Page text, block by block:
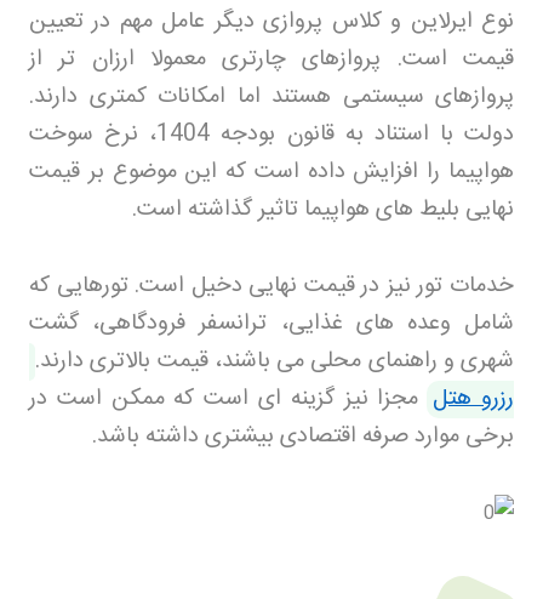
نوع ایرلاین و کلاس پروازی دیگر عامل مهم در تعیین
قیمت است. پروازهای چارتری معمولا ارزان تر از
پروازهای سیستمی هستند اما امکانات کمتری دارند.
دولت با استناد به قانون بودجه 1404، نرخ سوخت
هواپیما را افزایش داده است که این موضوع بر قیمت
نهایی بلیط های هواپیما تاثیر گذاشته است.
خدمات تور نیز در قیمت نهایی دخیل است. تورهایی که
شامل وعده های غذایی، ترانسفر فرودگاهی، گشت
شهری و راهنمای محلی می باشند، قیمت بالاتری دارند.
رزرو هتل مجزا نیز گزینه ای است که ممکن است در
برخی موارد صرفه اقتصادی بیشتری داشته باشد.